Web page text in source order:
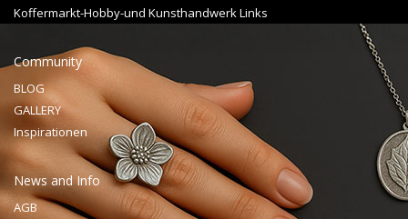
Koffermarkt-Hobby-und Kunsthandwerk Links
Community
BLOG
GALLERY
Inspirationen
News and Info
AGB